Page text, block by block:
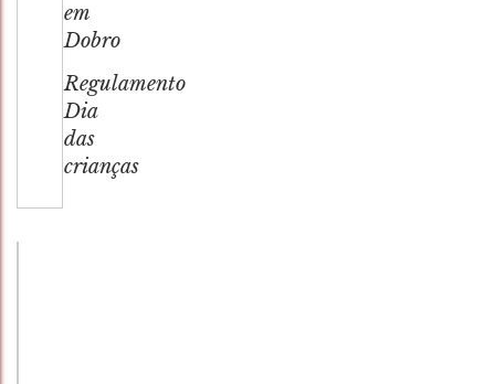
em
Dobro
Regulamento
Dia
das
crianças